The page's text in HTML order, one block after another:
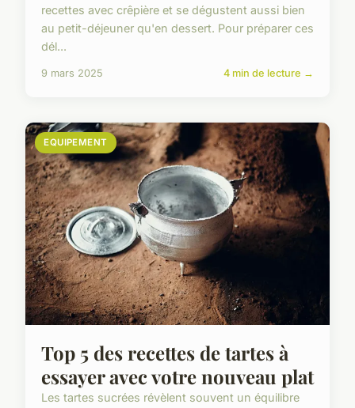
recettes avec crêpière et se dégustent aussi bien
au petit-déjeuner qu'en dessert. Pour préparer ces
dél...
9 mars 2025 4 min de lecture →
EQUIPEMENT
Top 5 des recettes de tartes à
essayer avec votre nouveau plat
Les tartes sucrées révèlent souvent un équilibre